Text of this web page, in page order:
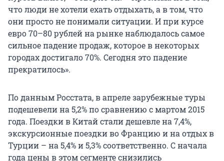
что люди не хотели ехать отдыхать, а в том, что
они просто не понимали ситуации. И при курсе
евро 70–80 рублей на рынке наблюдалось самое
сильное падение продаж, которое в некоторых
городах достигало 70%. Сегодня это падение
прекратилось».
По данным Росстата, в апреле зарубежные туры
подешевели на 5,2% по сравнению с мартом 2015
года. Поездки в Китай стали дешевле на 7,4%,
экскурсионные поездки во Францию и на отдых в
Турции – на 5,4% и 5,3% соответственно. С начала
года цены в этом сегменте снизились